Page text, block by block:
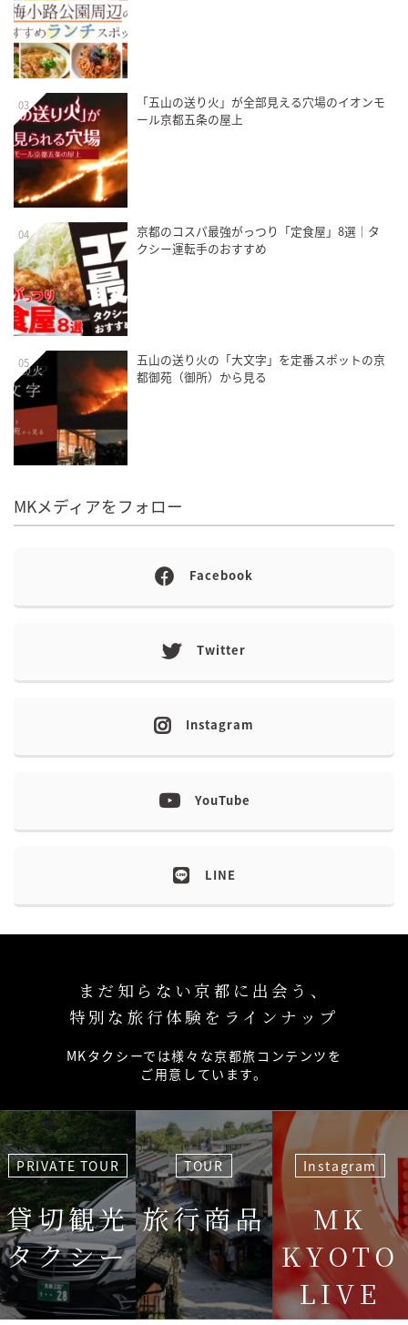
03
「五山の送り火」が全部見える穴場のイオンモ
ール京都五条の屋上
04
京都のコスパ最強がっつり「定食屋」8選｜タ
クシー運転手のおすすめ
05
五山の送り火の「大文字」を定番スポットの京
都御苑（御所）から見る
MKメディアをフォロー
Facebook
Twitter
Instagram
YouTube
LINE
まだ知らない京都に出会う、
特別な旅行体験をラインナップ
MKタクシーでは様々な京都旅コンテンツを
ご用意しています。
PRIVATE TOUR
貸切観光
タクシー
TOUR
旅行商品
Instagram
MK
KYOTO
LIVE